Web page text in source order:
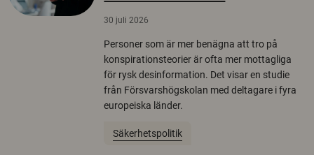
30 juli 2026
Personer som är mer benägna att tro på
konspirationsteorier är ofta mer mottagliga
för rysk desinformation. Det visar en studie
från Försvarshögskolan med deltagare i fyra
europeiska länder.
Säkerhetspolitik